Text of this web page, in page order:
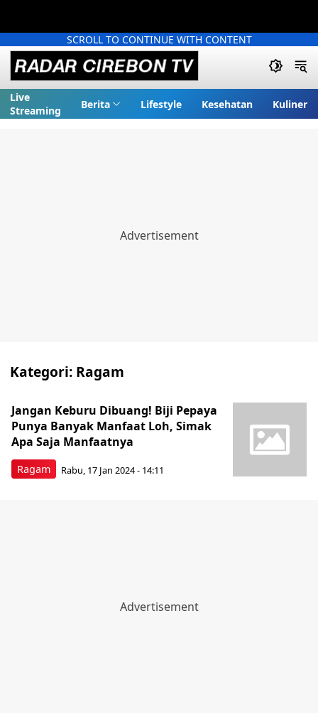
SCROLL TO CONTINUE WITH CONTENT
Live
Streaming
Berita Lifestyle Kesehatan Kuliner
Kategori: Ragam
Ragam
Jangan Keburu Dibuang! Biji Pepaya
Punya Banyak Manfaat Loh, Simak
Apa Saja Manfaatnya
Rabu, 17 Jan 2024 - 14:11